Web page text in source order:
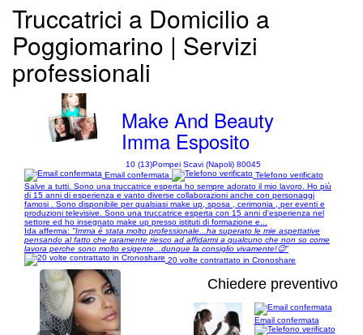
Truccatrici a Domicilio a
Poggiomarino | Servizi
professionali
Make And Beauty
Imma Esposito
10 (13)Pompei Scavi (Napoli) 80045
Email confermata
Telefono verificato
Salve a tutti. Sono una truccatrice esperta ho sempre adorato il mio lavoro. Ho più
di 15 anni di esperienza e vanto diverse collaborazioni anche con personaggi
famosi . Sono disponibile per qualsiasi make up, sposa , cerimonia , per eventi e
produzioni televisive. Sono una truccatrice esperta con 15 anni d'esperienza nel
settore ed ho insegnato make up presso istituti di formazione e...
Ida afferma: "Imma é stata molto professionale...ha superato le mie aspettative
pensando al fatto che raramente riesco ad affidarmi a qualcuno che non so come
lavora perche sono molto esigente...dunque la consiglio vivamente!😉"
20 volte contrattato in Cronoshare
Chiedere preventivo
Email confermata